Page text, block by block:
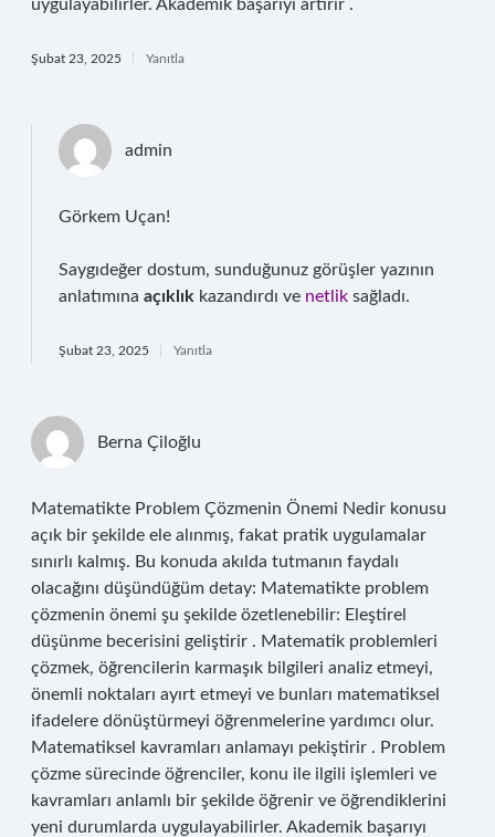
uygulayabilirler. Akademik başarıyı artırır .
Şubat 23, 2025 Yanıtla
admin
Görkem Uçan!
Saygıdeğer dostum, sunduğunuz görüşler yazının
anlatımına açıklık kazandırdı ve netlik sağladı.
Şubat 23, 2025 Yanıtla
Berna Çiloğlu
Matematikte Problem Çözmenin Önemi Nedir konusu
açık bir şekilde ele alınmış, fakat pratik uygulamalar
sınırlı kalmış. Bu konuda akılda tutmanın faydalı
olacağını düşündüğüm detay: Matematikte problem
çözmenin önemi şu şekilde özetlenebilir: Eleştirel
düşünme becerisini geliştirir . Matematik problemleri
çözmek, öğrencilerin karmaşık bilgileri analiz etmeyi,
önemli noktaları ayırt etmeyi ve bunları matematiksel
ifadelere dönüştürmeyi öğrenmelerine yardımcı olur.
Matematiksel kavramları anlamayı pekiştirir . Problem
çözme sürecinde öğrenciler, konu ile ilgili işlemleri ve
kavramları anlamlı bir şekilde öğrenir ve öğrendiklerini
yeni durumlarda uygulayabilirler. Akademik başarıyı